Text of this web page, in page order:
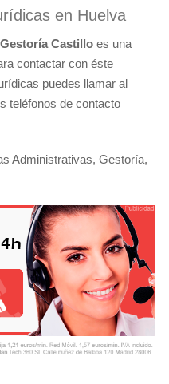
en Huelva
Gestoría Castillo es una
contactar con éste
puedes llamar al
teléfonos de contacto
Administrativas, Gestoría,